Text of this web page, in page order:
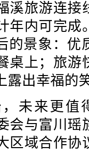
溪旅游连接
年内可完成
的景象：优
桌上；旅游
露出幸福
未来更值
会与富川瑶
区域合作协